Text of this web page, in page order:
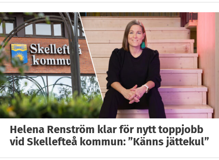
Helena Renström klar för nytt toppjobb
vid Skellefteå kommun: ”Känns jättekul”